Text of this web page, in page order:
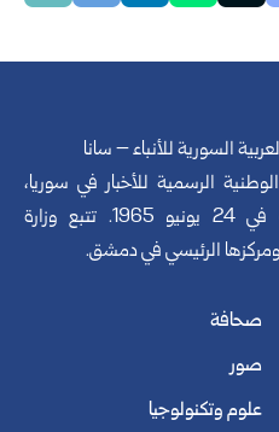
السورية للأنباء – سانا
الرسمية للأخبار في سوريا،
تأسست في 24 يونيو 1965. تتبع وزارة
ومركزها الرئيسي في دمشق.
صحافة
صور
علوم وتكنولوجيا